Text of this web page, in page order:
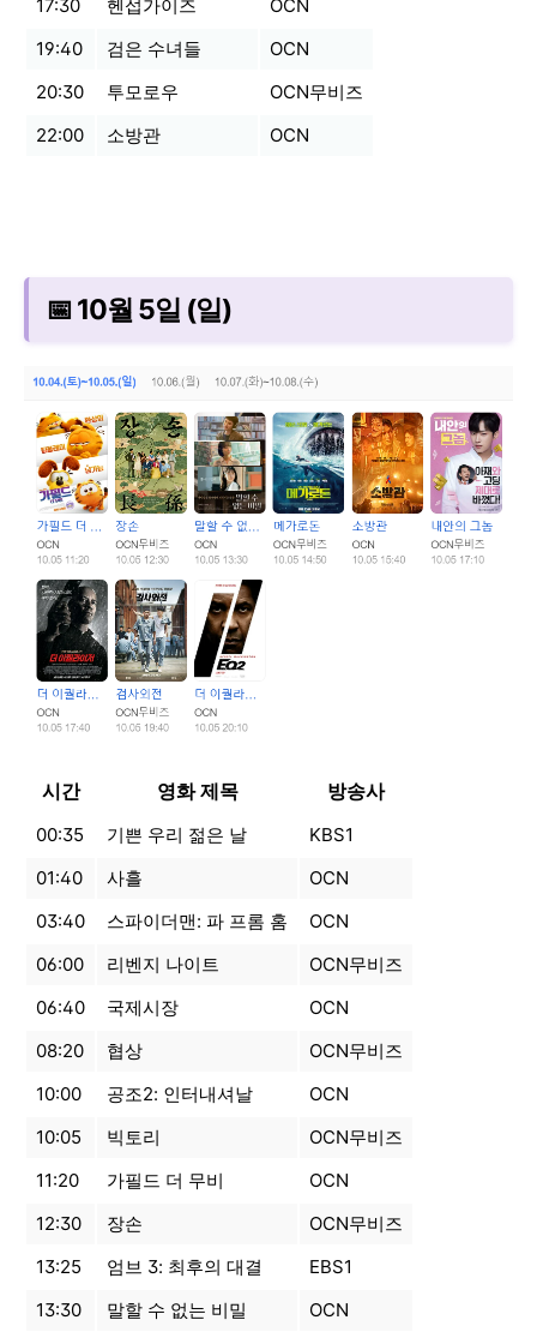
17:30
헨섭가이즈
OCN
19:40
검은 수녀들
OCN
20:30
투모로우
OCN무비즈
22:00
소방관 OCN
📅 10월 5일 (일)
시간 영화 제목 방송사
00:35 기쁜 우리 젊은 날
KBS1
01:40
사흘
OCN
03:40
스파이더맨: 파 프롬 홈
OCN
06:00
리벤지 나이트
OCN무비즈
06:40
국제시장
OCN
08:20
협상
OCN무비즈
10:00
공조2: 인터내셔날
OCN
10:05
빅토리
OCN무비즈
11:20
가필드 더 무비
OCN
12:30
장손
OCN무비즈
13:25
엄브 3: 최후의 대결
EBS1
13:30
말할 수 없는 비밀
OCN